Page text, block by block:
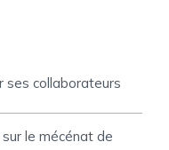
ses collaborateurs
sur le mécénat de